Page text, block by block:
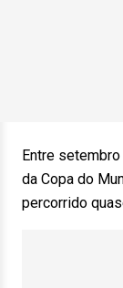
Entre
da Copa do
percorrido